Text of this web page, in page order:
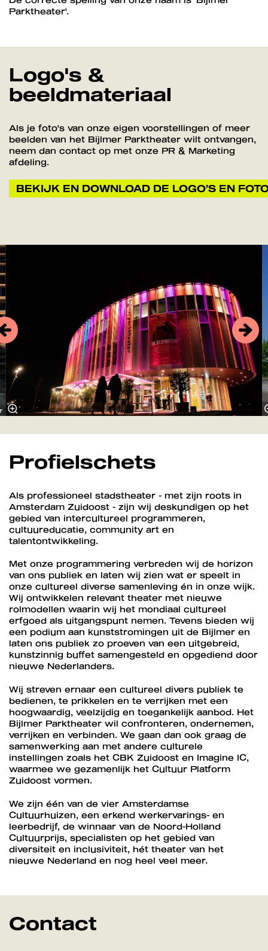
Parktheater'.
Logo's &
beeldmateriaal
Als je foto's van onze eigen voorstellingen of meer
beelden van het Bijlmer Parktheater wilt ontvangen,
neem dan contact op met onze PR & Marketing
afdeling.
BEKIJK EN DOWNLOAD DE LOGO’S EN
Overslaan
Profielschets
Als professioneel stadstheater - met zijn roots in
Amsterdam Zuidoost - zijn wij deskundigen op het
gebied van intercultureel programmeren,
cultuureducatie, community art en
talentontwikkeling.
Met onze programmering verbreden wij de horizon
van ons publiek en laten wij zien wat er speelt in
onze cultureel diverse samenleving én in onze wijk.
Wij ontwikkelen relevant theater met nieuwe
rolmodellen waarin wij het mondiaal cultureel
erfgoed als uitgangspunt nemen. Tevens bieden wij
een podium aan kunststromingen uit de Bijlmer en
laten ons publiek zo proeven van een uitgebreid,
kunstzinnig buffet samengesteld en opgediend door
nieuwe Nederlanders.
Wij streven ernaar een cultureel divers publiek te
bedienen, te prikkelen en te verrijken met een
hoogwaardig, veelzijdig en toegankelijk aanbod. Het
Bijlmer Parktheater wil confronteren, ondernemen,
verrijken en verbinden. We gaan dan ook graag de
samenwerking aan met andere culturele
instellingen zoals het CBK Zuidoost en Imagine IC,
waarmee we gezamenlijk het Cultuur Platform
Zuidoost vormen.
We zijn één van de vier Amsterdamse
Cultuurhuizen, een erkend werkervarings- en
leerbedrijf, de winnaar van de Noord-Holland
Cultuurprijs, specialisten op het gebied van
diversiteit en inclusiviteit, hét theater van het
nieuwe Nederland en nog heel veel meer.
Contact